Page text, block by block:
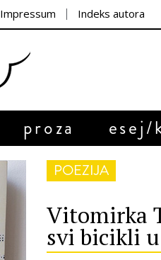
Impressum Indeks autora
proza
POEZIJA
Vitomirka
svi bicikli